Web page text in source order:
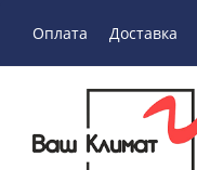
Оплата Доставка